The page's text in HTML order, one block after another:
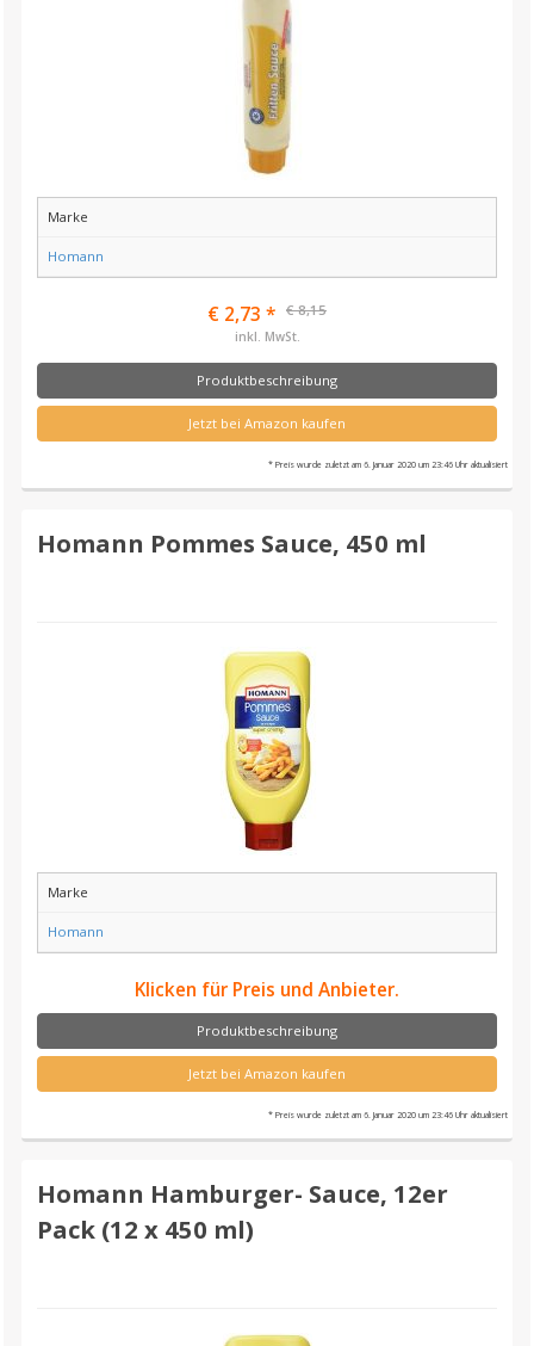
Marke
Homann
€ 2,73 * € 8,15
inkl. MwSt.
Produktbeschreibung
Jetzt bei Amazon kaufen
* Preis wurde zuletzt am 6. Januar 2020 um 23:46 Uhr aktualisiert
Homann Pommes Sauce, 450 ml
Marke
Homann
Klicken für Preis und Anbieter.
Produktbeschreibung
Jetzt bei Amazon kaufen
* Preis wurde zuletzt am 6. Januar 2020 um 23:46 Uhr aktualisiert
Homann Hamburger- Sauce, 12er
Pack (12 x 450 ml)